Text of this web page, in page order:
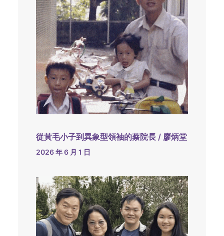
從黃毛小子到異象型領袖的蔡院長 / 廖炳堂
2026 年 6 月 1 日